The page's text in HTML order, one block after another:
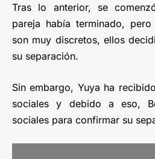
Tras lo anterior, se
pareja había terminado,
son muy discretos, ellos
su separación.
Sin embargo, Yuya ha
sociales y debido a eso,
sociales para confirmar su